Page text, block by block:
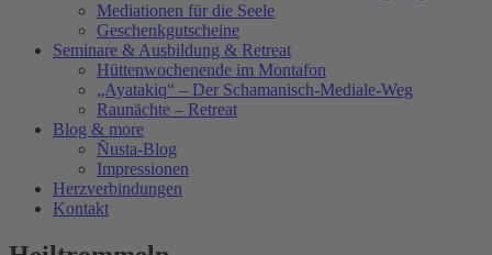
Mediationen für die Seele
Geschenkgutscheine
Seminare & Ausbildung & Retreat
Hüttenwochenende im Montafon
„Ayatakiq“ – Der Schamanisch-Mediale-Weg
Raunächte – Retreat
Blog & more
Ñusta-Blog
Impressionen
Herzverbindungen
Kontakt